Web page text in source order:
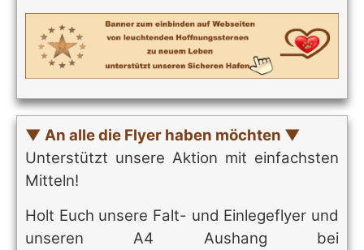
▼ An alle die Flyer haben möchten ▼
Unterstützt unsere Aktion mit einfachsten
Mitteln!
Holt Euch unsere Falt- und Einlegeflyer und
unseren A4 Aushang bei